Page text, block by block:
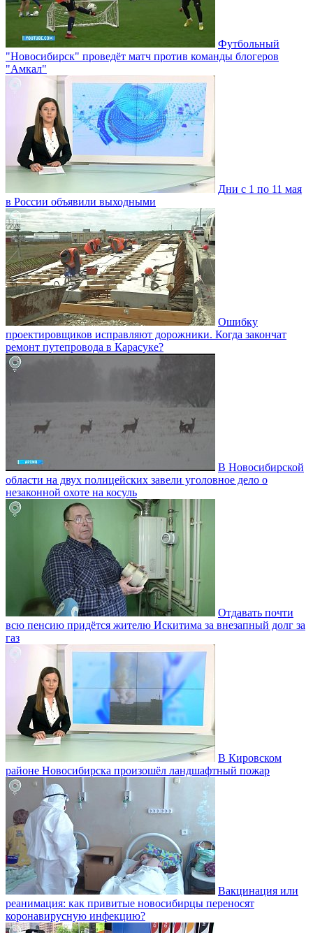
Футбольный
"Новосибирск" проведёт матч против команды блогеров
"Амкал"
Дни с 1 по 11 мая
в России объявили выходными
Ошибку
проектировщиков исправляют дорожники. Когда закончат
ремонт путепровода в Карасуке?
В Новосибирской
области на двух полицейских завели уголовное дело о
незаконной охоте на косуль
Отдавать почти
всю пенсию придётся жителю Искитима за внезапный долг за
газ
В Кировском
районе Новосибирска произошёл ландшафтный пожар
Вакцинация или
реанимация: как привитые новосибирцы переносят
коронавирусную инфекцию?